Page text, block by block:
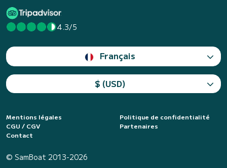
4.3/5
Français
$ (USD)
Mentions légales
Politique de confidentialité
CGU / CGV
Partenaires
Contact
© SamBoat 2013-2026